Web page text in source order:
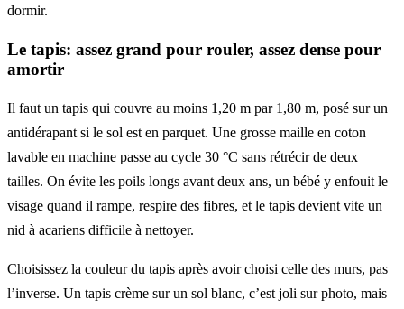
dormir.
Le tapis: assez grand pour rouler, assez dense pour
amortir
Il faut un tapis qui couvre au moins 1,20 m par 1,80 m, posé sur un
antidérapant si le sol est en parquet. Une grosse maille en coton
lavable en machine passe au cycle 30 °C sans rétrécir de deux
tailles. On évite les poils longs avant deux ans, un bébé y enfouit le
visage quand il rampe, respire des fibres, et le tapis devient vite un
nid à acariens difficile à nettoyer.
Choisissez la couleur du tapis après avoir choisi celle des murs, pas
l’inverse. Un tapis crème sur un sol blanc, c’est joli sur photo, mais